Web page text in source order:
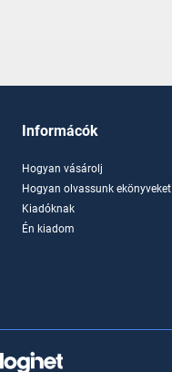
Informácók
Hogyan vásárolj
Hogyan olvassunk ekönyveket
Kiadóknak
Én kiadom